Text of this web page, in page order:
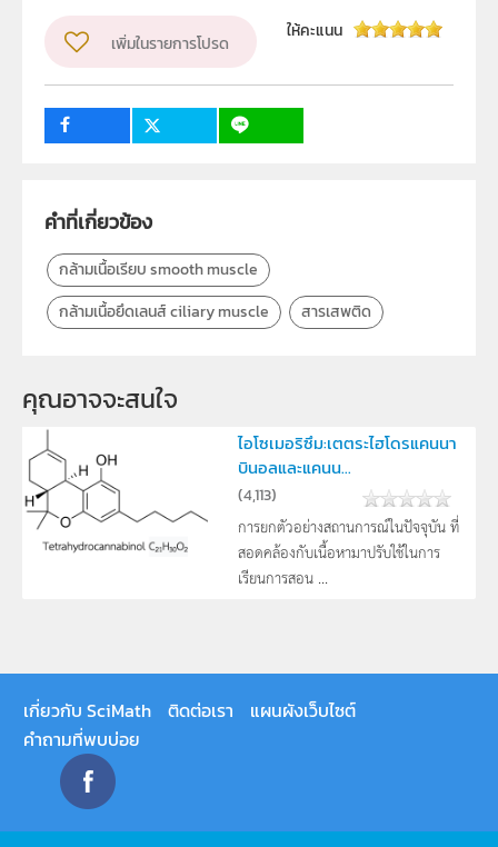
วิชา
เคมี
ม.6
เพิ่มในรายการโปรด
ให้คะแนน
คำที่เกี่ยวข้อง
กล้ามเนื้อเรียบ smooth muscle
กล้ามเนื้อยึดเลนส์ ciliary muscle
สารเสพติด
คุณอาจจะสนใจ
ไอโซเมอริซึม:เตตระไฮโดรแคนนา
บินอลและแคนน...
(4,113)
การยกตัวอย่างสถานการณ์ในปัจจุบัน ที่
สอดคล้องกับเนื้อหามาปรับใช้ในการ
เรียนการสอน ...
เกี่ยวกับ SciMath ติดต่อเรา
แผนผังเว็บไซต์
คำถามที่พบบ่อย